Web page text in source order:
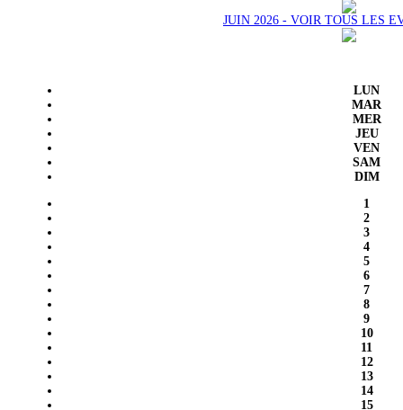
JUIN 2026 - VOIR TOUS LES
LUN
MAR
MER
JEU
VEN
SAM
DIM
1
2
3
4
5
6
7
8
9
10
11
12
13
14
15